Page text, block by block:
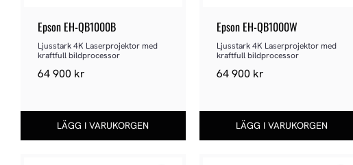
Epson EH-QB1000B
Ljusstark 4K Laserprojektor med
kraftfull bildprocessor
64 900 kr
Epson EH-QB1000W
Ljusstark 4K Laserprojektor med
kraftfull bildprocessor
64 900kr